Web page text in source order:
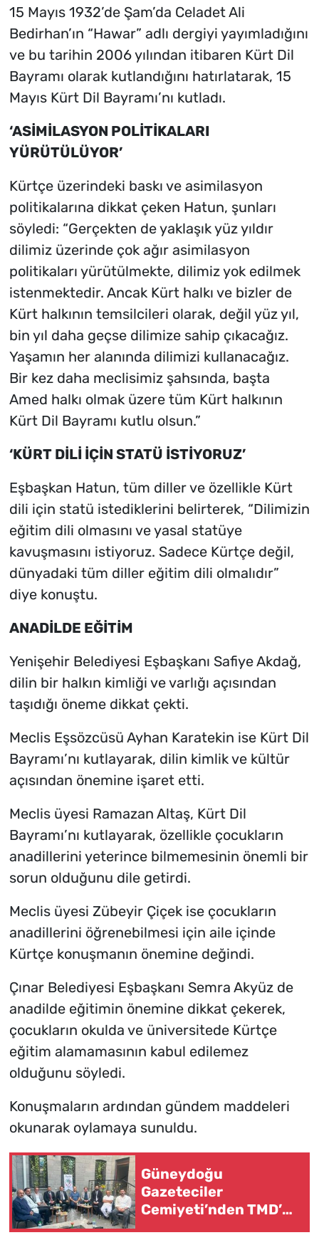
15 Mayıs 1932’de Şam’da Celadet Ali
Bedirhan’ın “Hawar” adlı dergiyi yayımladığını
ve bu tarihin 2006 yılından itibaren Kürt Dil
Bayramı olarak kutlandığını hatırlatarak, 15
Mayıs Kürt Dil Bayramı’nı kutladı.
‘ASİMİLASYON POLİTİKALARI
YÜRÜTÜLÜYOR’
Kürtçe üzerindeki baskı ve asimilasyon
politikalarına dikkat çeken Hatun, şunları
söyledi: “Gerçekten de yaklaşık yüz yıldır
dilimiz üzerinde çok ağır asimilasyon
politikaları yürütülmekte, dilimiz yok edilmek
istenmektedir. Ancak Kürt halkı ve bizler de
Kürt halkının temsilcileri olarak, değil yüz yıl,
bin yıl daha geçse dilimize sahip çıkacağız.
Yaşamın her alanında dilimizi kullanacağız.
Bir kez daha meclisimiz şahsında, başta
Amed halkı olmak üzere tüm Kürt halkının
Kürt Dil Bayramı kutlu olsun.”
‘KÜRT DİLİ İÇİN STATÜ İSTİYORUZ’
Eşbaşkan Hatun, tüm diller ve özellikle Kürt
dili için statü istediklerini belirterek, “Dilimizin
eğitim dili olmasını ve yasal statüye
kavuşmasını istiyoruz. Sadece Kürtçe değil,
dünyadaki tüm diller eğitim dili olmalıdır”
diye konuştu.
ANADİLDE EĞİTİM
Yenişehir Belediyesi Eşbaşkanı Safiye Akdağ,
dilin bir halkın kimliği ve varlığı açısından
taşıdığı öneme dikkat çekti.
Meclis Eşsözcüsü Ayhan Karatekin ise Kürt Dil
Bayramı’nı kutlayarak, dilin kimlik ve kültür
açısından önemine işaret etti.
Meclis üyesi Ramazan Altaş, Kürt Dil
Bayramı’nı kutlayarak, özellikle çocukların
anadillerini yeterince bilmemesinin önemli bir
sorun olduğunu dile getirdi.
Meclis üyesi Zübeyir Çiçek ise çocukların
anadillerini öğrenebilmesi için aile içinde
Kürtçe konuşmanın önemine değindi.
Çınar Belediyesi Eşbaşkanı Semra Akyüz de
anadilde eğitimin önemine dikkat çekerek,
çocukların okulda ve üniversitede Kürtçe
eğitim alamamasının kabul edilemez
olduğunu söyledi.
Konuşmaların ardından gündem maddeleri
okunarak oylamaya sunuldu.
Güneydoğu
Gazeteciler
Cemiyeti’nden TMD’ye